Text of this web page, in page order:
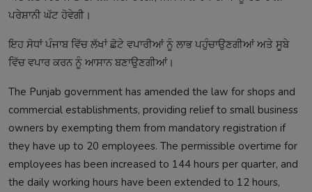
ਪਰੇਸ਼ਾਨੀ ਘੱਟ ਹੋਵੇਗੀ।
ਇਹ ਸੋਧਾਂ ਪੰਜਾਬ ਵਿੱਚ ਲੱਖਾਂ ਛੋਟੇ ਵਪਾਰੀਆਂ ਨੂੰ ਲਾਭ ਪਹੁੰਚਾਉਣਗੀਆਂ ਅਤੇ ਸੂਬੇ
ਵਿੱਚ ਵਪਾਰ ਕਰਨ ਨੂੰ ਆਸਾਨ ਬਣਾਉਣਗੀਆਂ।
The Punjab government has amended the law for shops and
commercial establishments, providing relief to small business
owners by exempting them from mandatory registration if
they have up to 20 employees. The permissible overtime for
employees has been increased to 144 hours per quarter, and
the daily working hours have been extended to 12 hours,